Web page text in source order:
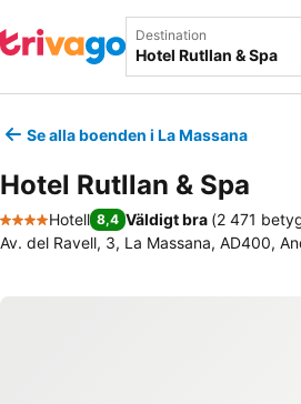
Destination
Se alla boenden i La Massana
Hotel Rutllan & Spa
4 Stjärnor
Hotell 8,4 Väldigt bra (2 471
Av. del Ravell, 3, La Massana, AD400,